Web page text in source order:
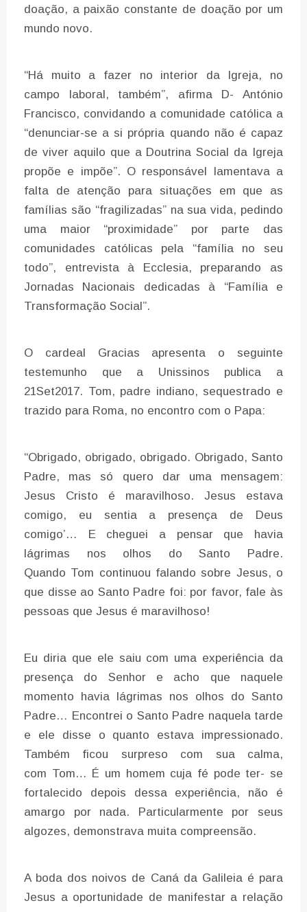
doação, a paixão constante de doação por um
mundo novo.
“Há muito a fazer no interior da Igreja, no
campo laboral, também”, afirma D- António
Francisco, convidando a comunidade católica a
“denunciar-se a si própria quando não é capaz
de viver aquilo que a Doutrina Social da Igreja
propõe e impõe”. O responsável lamentava a
falta de atenção para situações em que as
famílias são “fragilizadas” na sua vida, pedindo
uma maior “proximidade” por parte das
comunidades católicas pela “família no seu
todo”, entrevista à Ecclesia, preparando as
Jornadas Nacionais dedicadas à “Família e
Transformação Social”.
O cardeal Gracias apresenta o seguinte
testemunho que a Unissinos publica a
21Set2017. Tom, padre indiano, sequestrado e
trazido para Roma, no encontro com o Papa:
“Obrigado, obrigado, obrigado. Obrigado, Santo
Padre, mas só quero dar uma mensagem:
Jesus Cristo é maravilhoso. Jesus estava
comigo, eu sentia a presença de Deus
comigo’… E cheguei a pensar que havia
lágrimas nos olhos do Santo Padre.
Quando Tom continuou falando sobre Jesus, o
que disse ao Santo Padre foi: por favor, fale às
pessoas que Jesus é maravilhoso!
Eu diria que ele saiu com uma experiência da
presença do Senhor e acho que naquele
momento havia lágrimas nos olhos do Santo
Padre… Encontrei o Santo Padre naquela tarde
e ele disse o quanto estava impressionado.
Também ficou surpreso com sua calma,
com Tom… É um homem cuja fé pode ter- se
fortalecido depois dessa experiência, não é
amargo por nada. Particularmente por seus
algozes, demonstrava muita compreensão.
A boda dos noivos de Caná da Galileia é para
Jesus a oportunidade de manifestar a relação